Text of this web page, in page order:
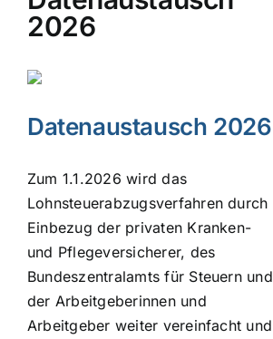
2026
Datenaustausch 2026
Zum 1.1.2026 wird das
Lohnsteuerabzugsverfahren durch
Einbezug der privaten Kranken-
und Pflegeversicherer, des
Bundeszentralamts für Steuern und
der Arbeitgeberinnen und
Arbeitgeber weiter vereinfacht und